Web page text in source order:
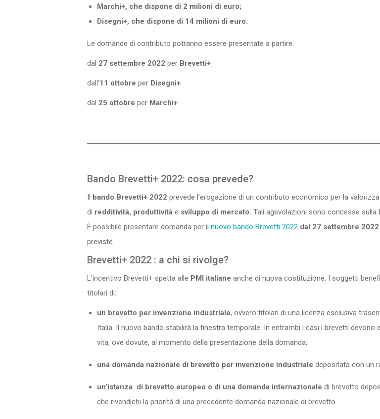
Marchi+, che dispone di 2 milioni di euro;
Disegni+, che dispone di 14 milioni di euro.
Le domande di contributo potranno essere presentate a partire:
dal 27 settembre 2022 per Brevetti+
dall’11 ottobre perDisegni+
dal 25 ottobre perMarchi+
Bando Brevetti+ 2022: cosa prevede?
Il bando Brevetti+ 2022 prevede l’erogazione di un contributo economico per la
di redditività, produttività e sviluppo di mercato. Tali agevolazioni sono concesse
È possibile presentare domanda per il nuovo bando Brevetti 2022 dal 27 settembre
previste.
Brevetti+ 2022 : a chi si rivolge?
L’incentivo Brevetti+ spetta alle PMI italiane anche di nuova costituzione. I soggetti
titolari di:
un brevetto per invenzione industriale, ovvero titolari di una licenza esclusiva
Italia. Il nuovo bando stabilirà la finestra temporale. In entrambi i casi i brevetti
vita, ove dovute, al momento della presentazione della domanda;
una domanda nazionale di brevetto per invenzione industriale depositata con un
un’istanza di brevetto europeo o di una domanda internazionale di brevetto
che rivendichi la priorità di una precedente domanda nazionale di brevetto.